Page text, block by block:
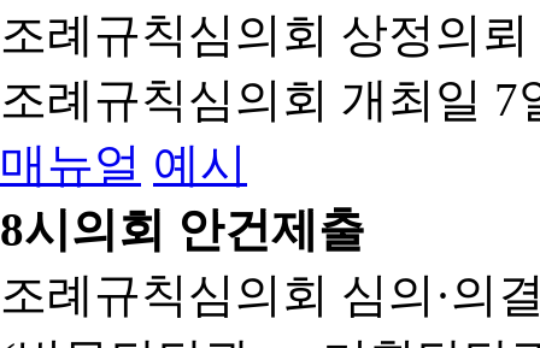
조례규칙심의회 상정의
조례규칙심의회 개최일 7
매뉴얼 예시
8시의회 안건제출
조례규칙심의회 심의·의